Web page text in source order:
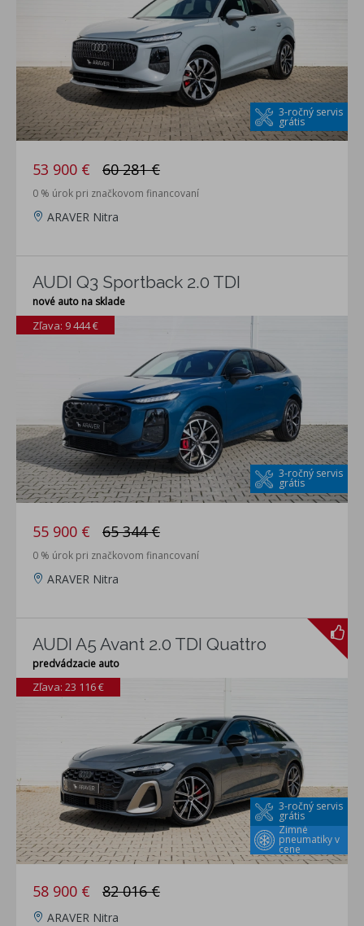
3-ročný servis
grátis
53 900 € 60 281 €
0 % úrok pri značkovom financovaní
ARAVER Nitra
AUDI Q3 Sportback 2.0 TDI
nové auto na sklade
3-ročný servis
grátis
Zľava: 9 444 €
55 900 € 65 344 €
0 % úrok pri značkovom financovaní
ARAVER Nitra
AUDI A5 Avant 2.0 TDI Quattro
predvádzacie auto
Zimné
pneumatiky v
cene
3-ročný servis
grátis
Zľava: 23 116 €
58 900 € 82 016 €
ARAVER Nitra